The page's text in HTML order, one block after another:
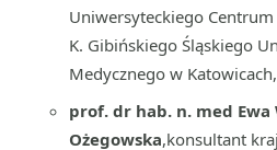
Uniwersyteckiego
K. Gibińskiego Śląskiego
Medycznego w Katowicach,
prof. dr hab. n. med Ewa
Ożegowska,konsultant